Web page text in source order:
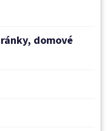
domové